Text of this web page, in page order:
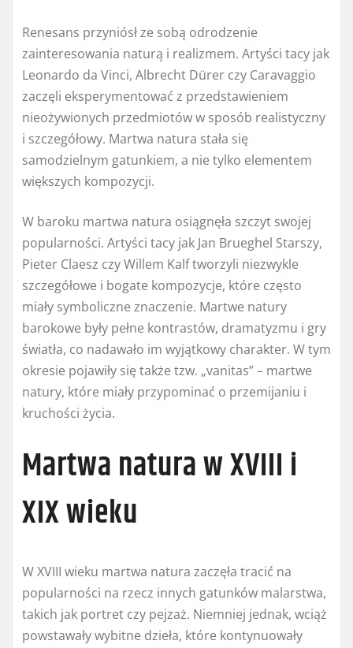
Renesans przyniósł ze sobą odrodzenie
zainteresowania naturą i realizmem. Artyści tacy jak
Leonardo da Vinci, Albrecht Dürer czy Caravaggio
zaczęli eksperymentować z przedstawieniem
nieożywionych przedmiotów w sposób realistyczny
i szczegółowy. Martwa natura stała się
samodzielnym gatunkiem, a nie tylko elementem
większych kompozycji.
W baroku martwa natura osiągnęła szczyt swojej
popularności. Artyści tacy jak Jan Brueghel Starszy,
Pieter Claesz czy Willem Kalf tworzyli niezwykle
szczegółowe i bogate kompozycje, które często
miały symboliczne znaczenie. Martwe natury
barokowe były pełne kontrastów, dramatyzmu i gry
światła, co nadawało im wyjątkowy charakter. W tym
okresie pojawiły się także tzw. „vanitas” – martwe
natury, które miały przypominać o przemijaniu i
kruchości życia.
Martwa natura w XVIII i
XIX wieku
W XVIII wieku martwa natura zaczęła tracić na
popularności na rzecz innych gatunków malarstwa,
takich jak portret czy pejzaż. Niemniej jednak, wciąż
powstawały wybitne dzieła, które kontynuowały